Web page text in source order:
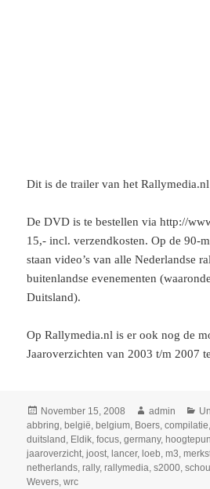
Dit is de trailer van het
De DVD is te bestellen via http://
15,- incl. verzendkosten. Op de 90-
staan video’s van alle Nederlandse
buitenlandse evenementen
Duitsland).
Op Rallymedia.nl is er ook nog de
Jaaroverzichten van 2003 t/m 2007
Posted
on
November 15, 2008 Author
admin
abbring, belgië, belgium, Boers,compilatie
duitsland , Eldik,focus,germany,
jaaroverzicht,joost, lancer, loeb,m3,
netherlands,rally,rallymedia,s2000,
Wevers,wrc